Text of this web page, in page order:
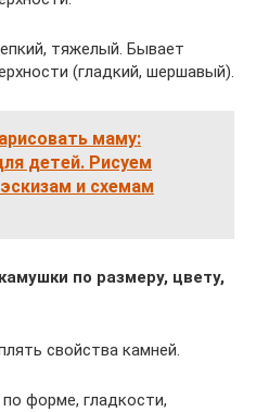
тяжелый. Бывает
(гладкий, шершавый).
маму:
детей. Рисуем
и схемам
по размеру, цвету,
свойства камней.
форме, гладкости,